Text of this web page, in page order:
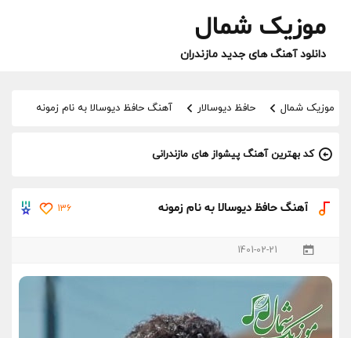
موزیک شمال
دانلود آهنگ های جدید مازندران
موزیک شمال حافظ دیوسالار آهنگ حافظ دیوسالا به نام زمونه
کد بهترین آهنگ پیشواز های مازندرانی
آهنگ حافظ دیوسالا به نام زمونه 136
1401-02-21